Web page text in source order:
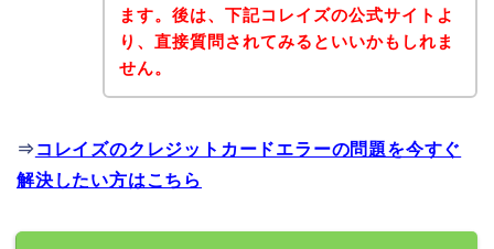
ます。後は、下記コレイズの公式サイトよ
り、直接質問されてみるといいかもしれま
せん。
⇒ コレイズのクレジットカードエラーの問題を今すぐ
解決したい方はこちら